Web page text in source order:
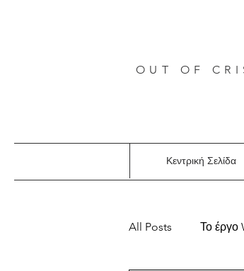
OUT OF
Κεντρική Σελίδα
All Posts Το έργο